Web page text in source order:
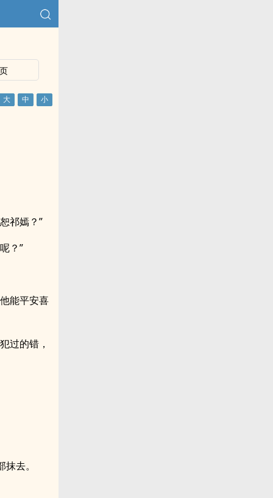
祁嫣？”
？”
能平安喜
过的错，
去。